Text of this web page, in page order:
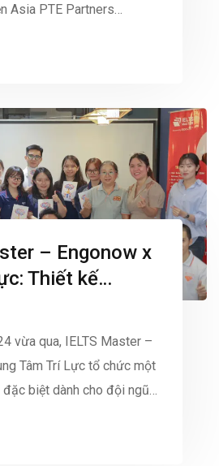
Asia PTE Partners
Anh Quốc tổ chức. Đây là
gia: Trung Quốc, […]
– Engonow x
Thiết kế
đào tạo qua
vừa qua, IELTS Master –
Tâm Trí Lực tổ chức một
biệt dành cho đội ngũ
Thiết kế chương trình đào